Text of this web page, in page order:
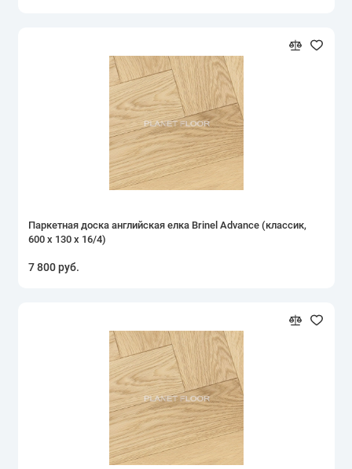
Паркетная доска английская елка Brinel Advance (классик,
600 х 130 х 16/4)
7 800 руб.